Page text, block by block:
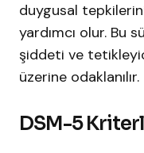
duygusal
yardımcı olur. Bu
şiddeti ve
üzerine odaklanılır.​
DSM-5